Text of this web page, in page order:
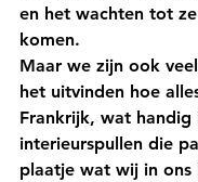
en het wachten tot
komen.
Maar we zijn ook
het uitvinden hoe
Frankrijk, wat handig
interieurspullen die
plaatje wat wij in ons